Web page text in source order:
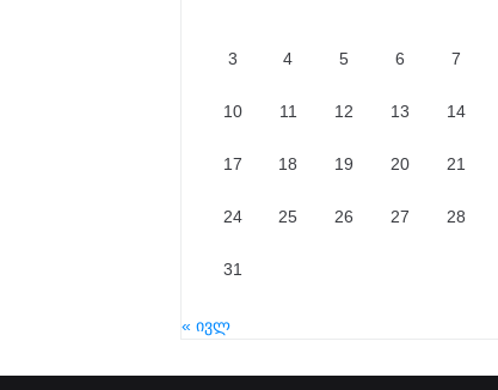
3 4 5 6 7
10 11 12 13 14
17 18 19 20 21
24 25 26 27 28
31
« ივლ